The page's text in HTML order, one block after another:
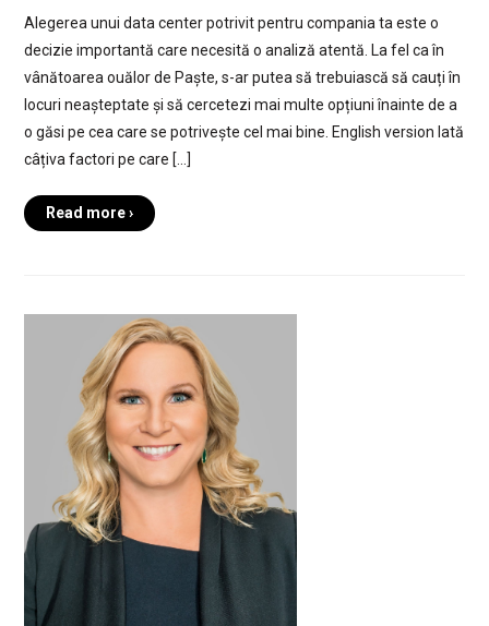
Alegerea unui data center potrivit pentru compania ta este o
decizie importantă care necesită o analiză atentă. La fel ca în
vânătoarea ouălor de Paște, s-ar putea să trebuiască să cauți în
locuri neașteptate și să cercetezi mai multe opțiuni înainte de a
o găsi pe cea care se potrivește cel mai bine. English version Iată
câțiva factori pe care […]
Read more ›